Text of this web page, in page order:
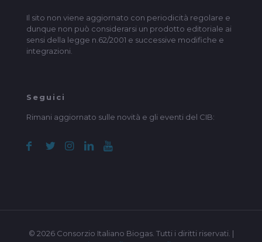
Il sito non viene aggiornato con periodicità regolare e
dunque non può considerarsi un prodotto editoriale ai
sensi della legge n.62/2001 e successive modifiche e
integrazioni.
Seguici
Rimani aggiornato sulle novità e gli eventi del CIB:
© 2026 Consorzio Italiano Biogas. Tutti i diritti riservati. |